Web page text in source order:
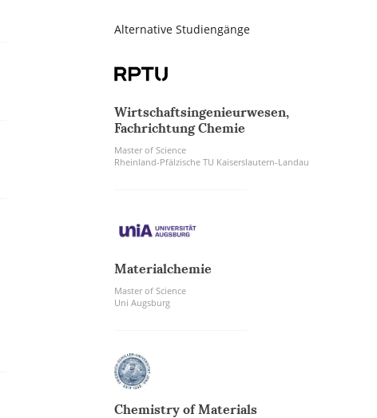
Alternative Studiengänge
Wirtschaftsingenieurwesen,
Fachrichtung Chemie
Master of Science
Rheinland-Pfälzische TU Kaiserslautern-Landau
Materialchemie
Master of Science
Uni Augsburg
Chemistry of Materials